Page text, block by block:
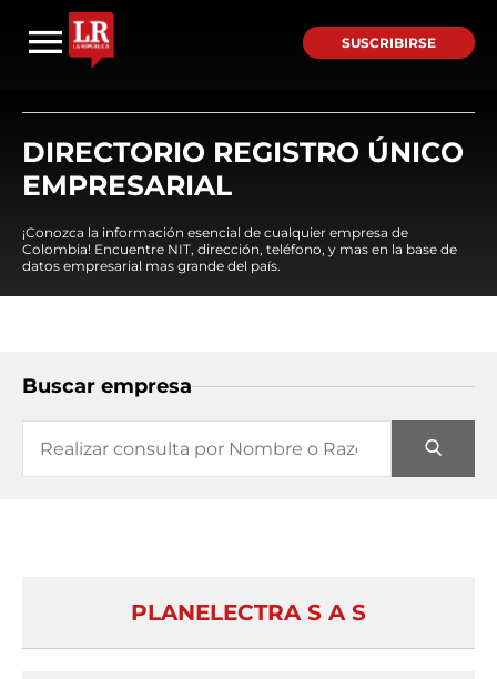
SUSCRIBIRSE
DIRECTORIO REGISTRO ÚNICO
EMPRESARIAL
¡Conozca la información esencial de cualquier empresa de
Colombia! Encuentre NIT, dirección, teléfono, y mas en la base de
datos empresarial mas grande del país.
Buscar empresa
PLANELECTRA S A S